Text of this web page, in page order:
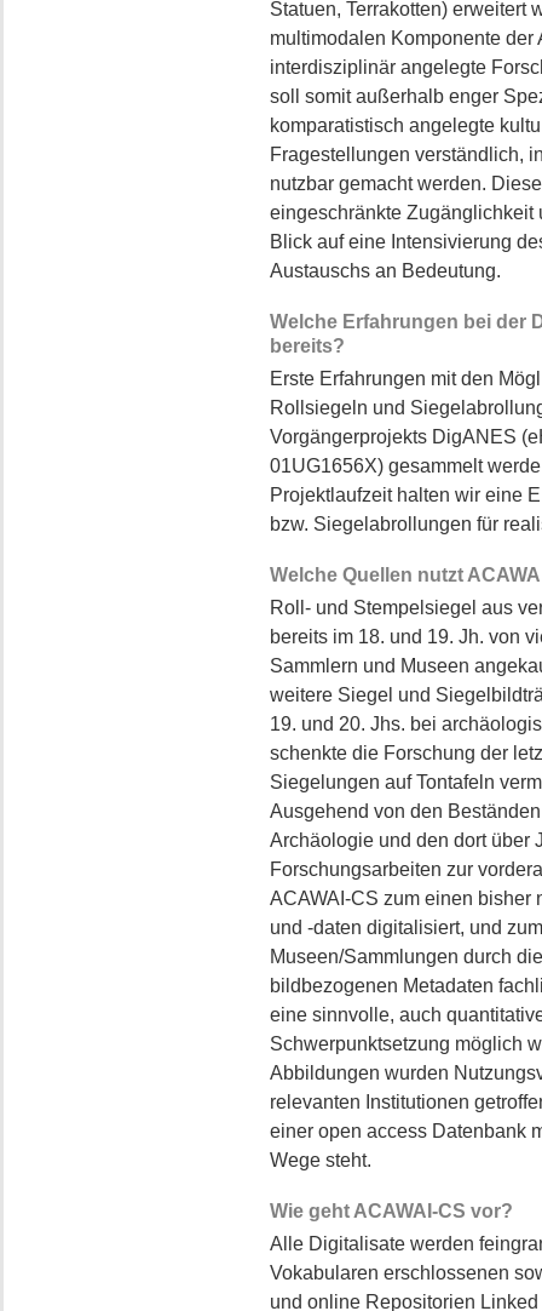
Statuen, Terrakotten) erweitert
multimodalen Komponente der
interdisziplinär angelegte
soll somit außerhalb enger
komparatistisch angelegte
Fragestellungen verständlich,
nutzbar gemacht werden.
eingeschränkte Zugänglichkeit
Blick auf eine Intensivierung
Austauschs an Bedeutung.
Welche Erfahrungen bei der
bereits?
Erste Erfahrungen mit den
Rollsiegeln und
Vorgängerprojekts DigANES
01UG1656X) gesammelt
Projektlaufzeit halten wir eine
bzw. Siegelabrollungen für
Welche Quellen nutzt
Roll- und Stempelsiegel aus
bereits im 18. und 19. Jh. von
Sammlern und Museen
weitere Siegel und
19. und 20. Jhs. bei
schenkte die Forschung der
Siegelungen auf Tontafeln
Ausgehend von den
Archäologie und den dort über
Forschungsarbeiten zur
ACAWAI-CS zum einen
und -daten digitalisiert, und
Museen/Sammlungen durch
bildbezogenen Metadaten
eine sinnvolle, auch
Schwerpunktsetzung möglich
Abbildungen wurden
relevanten Institutionen
einer open access Datenbank
Wege steht.
Wie geht ACAWAI-CS vor?
Alle Digitalisate werden
Vokabularen erschlossenen
und online Repositorien